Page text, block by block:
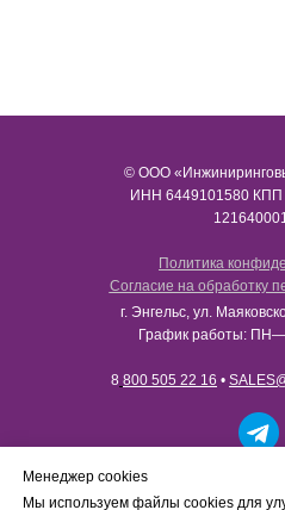
Менеджер cookies
Мы используем файлы cookies для
© ООО
ИНН​​​​​​​ 6449101580
Политика
Согласие на обработку
Работаем только с
B2B-сотрудничества.
г. Энгельс, ул.
График работы:
8 800 505 22 16 •